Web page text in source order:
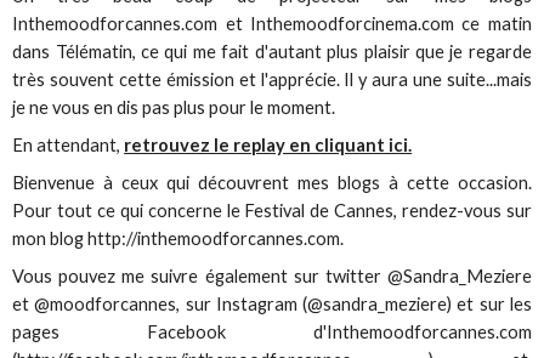
Inthemoodforcannes.com et Inthemoodforcinema.com ce matin
dans Télématin, ce qui me fait d'autant plus plaisir que je regarde
très souvent cette émission et l'apprécie. Il y aura une suite...mais
je ne vous en dis pas plus pour le moment.
En attendant, retrouvez le replay en cliquant ici.
Bienvenue à ceux qui découvrent mes blogs à cette occasion.
Pour tout ce qui concerne le Festival de Cannes, rendez-vous sur
mon blog http://inthemoodforcannes.com.
Vous pouvez me suivre également sur twitter @Sandra_Meziere
et @moodforcannes, sur Instagram (@sandra_meziere) et sur les
pages Facebook d'Inthemoodforcannes.com